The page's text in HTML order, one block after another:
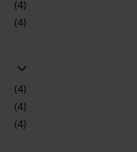
(4)
(4)
(4)
(4)
(4)